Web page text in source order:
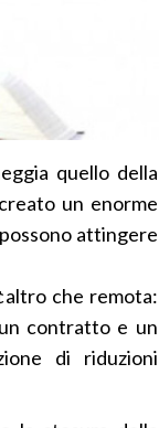
quello della
un enorme
attingere
che remota:
contratto e un
di riduzioni